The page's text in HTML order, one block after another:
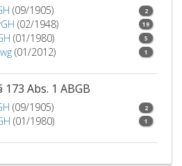
(09/1905) 2
(02/1948) 19
(01/1980) 5
(01/2012) 1
Abs. 1 ABGB
(09/1905) 2
(01/1980) 1